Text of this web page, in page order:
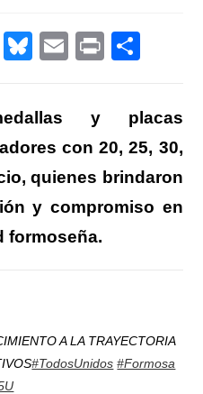
M
ss
Bl
e
sk
y
E
Pr
m
p
ar
tir
y placas
con 20, 25, 30,
quienes brindaron
y compromiso en
formoseña.
A LA TRAYECTORIA
#TodosUnidos #Formosa